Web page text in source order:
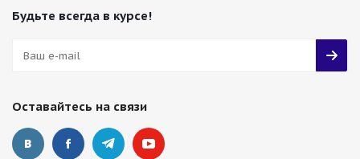
Будьте всегда в курсе!
Оставайтесь на связи